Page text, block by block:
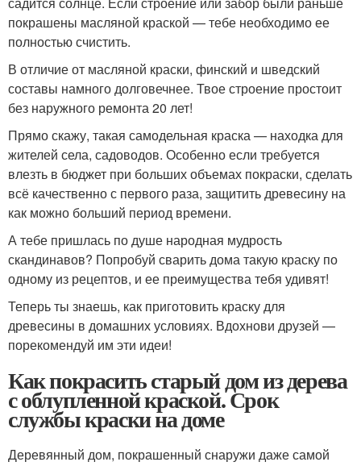
покрашены масляной краской — тебе необходимо ее
полностью счистить.
В отличие от масляной краски, финский и шведский
составы намного долговечнее. Твое строение простоит
без наружного ремонта 20 лет!
Прямо скажу, такая самодельная краска — находка для
жителей села, садоводов. Особенно если требуется
влезть в бюджет при больших объемах покраски, сделать
всё качественно с первого раза, защитить древесину на
как можно больший период времени.
А тебе пришлась по душе народная мудрость
скандинавов? Попробуй сварить дома такую краску по
одному из рецептов, и ее преимущества тебя удивят!
Теперь ты знаешь, как приготовить краску для
древесины в домашних условиях. Вдохнови друзей —
порекомендуй им эти идеи!
Как покрасить старый дом из дерева
с облупленной краской. Срок
службы краски на доме
Деревянный дом, покрашенный снаружи даже самой